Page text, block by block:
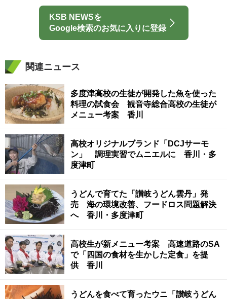
KSB NEWSを
Google検索のお気に入りに登録
関連ニュース
多度津高校の生徒が開発した魚を使った
料理の試食会 観音寺総合高校の生徒が
メニュー考案 香川
高校オリジナルブランド「DCJサーモ
ン」 調理実習でムニエルに 香川・多
度津町
うどんで育てた「讃岐うどん雲丹」発
売 海の環境改善、フードロス問題解決
へ 香川・多度津町
高校生が新メニュー考案 高速道路のSA
で「四国の食材を生かした定食」を提
供 香川
うどんを食べて育ったウニ「讃岐うどん